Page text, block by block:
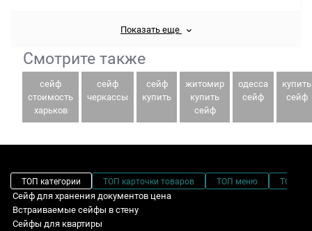
Показать еще
Смотрите также
сейф
стоимость
харьков
сейф
черкассы
сейф
купить
житомир
купить
сейф
одесса
сейф
купить
сейф
ТОП категории ТОП карточки товаров ТОП меню ТОП
Сейф для хранения документов цена
Встраиваемые сейфы в стену
Сейфы для квартиры